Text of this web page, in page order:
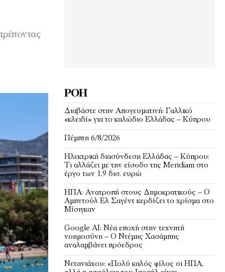
ΡΟΉ
Διαβάστε στην Απογευματινή: Γαλλικό
«κλειδί» για το καλώδιο Ελλάδας – Κύπρου
Πέμπτη 6/8/2026
Ηλεκτρική διασύνδεση Ελλάδας – Κύπρου:
Τι αλλάζει με την είσοδο της Meridiam στο
έργο των 1,9 δισ. ευρώ
ΗΠΑ: Ανατροπή στους Δημοκρατικούς – Ο
Αμπντούλ Ελ Σαγέντ κερδίζει το χρίσμα στο
Μίσιγκαν
Google AI: Νέα εποχή στην τεχνητή
νοημοσύνη – Ο Ντέμης Χασάμπης
αναλαμβάνει πρόεδρος
Νετανιάχου: «Πολύ καλός φίλος οι ΗΠΑ,